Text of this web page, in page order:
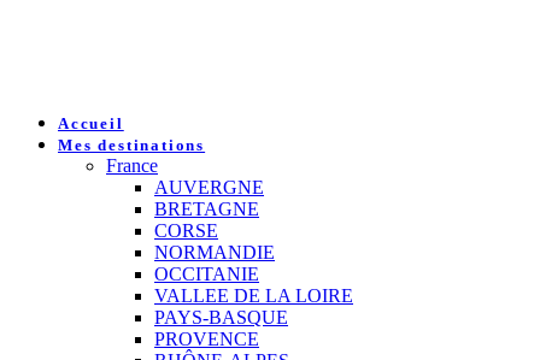
Accueil
Mes destinations
France
AUVERGNE
BRETAGNE
CORSE
NORMANDIE
OCCITANIE
VALLEE DE LA LOIRE
PAYS-BASQUE
PROVENCE